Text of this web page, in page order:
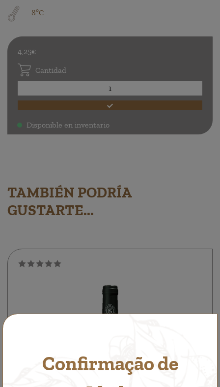
Confirmação de
8ºC
4,25€
Cantidad
. Disponible en inventario
TAMBIÉN PODRÍA
GUSTARTE...